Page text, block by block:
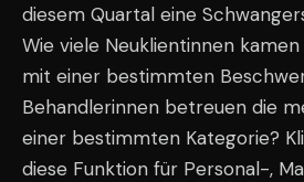
diesem Quartal eine
Wie viele Neuklientinnen
mit einer bestimmten
Behandlerinnen betreuen die
einer bestimmten Kategorie?
diese Funktion für Personal-,